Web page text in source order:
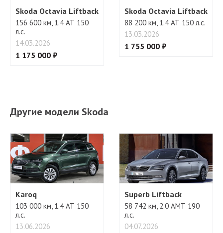
Skoda Octavia Liftback
156 600 км, 1.4 АТ 150
л.с.
14.03.2026
1 175 000 ₽
Skoda Octavia Liftback
88 200 км, 1.4 АТ 150 л.с.
13.03.2026
1 755 000 ₽
Другие модели Skoda
Karoq
103 000 км, 1.4 АТ 150
л.с.
13.06.2026
Superb Liftback
58 742 км, 2.0 АМТ 190
л.с.
04.07.2026